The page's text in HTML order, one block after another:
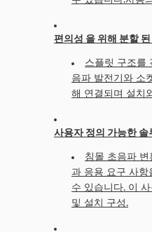
편의성 을 위해 분할
스플릿 구조를
음파 발전기와 소
해 연결되며 설치
사용자 정의 가능한 솔
침몰 초음파
과 응용 요구 사항
수 있습니다. 이
및 설치 구성.